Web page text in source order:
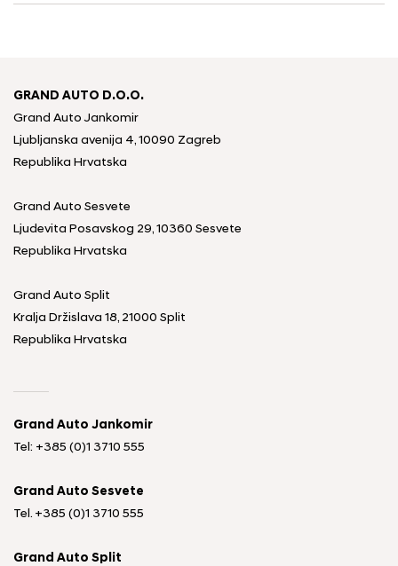
GRAND AUTO D.O.O.
Grand Auto Jankomir
Ljubljanska avenija 4, 10090 Zagreb
Republika Hrvatska
Grand Auto Sesvete
Ljudevita Posavskog 29, 10360 Sesvete
Republika Hrvatska
Grand Auto Split
Kralja Držislava 18, 21000 Split
Republika Hrvatska
Grand Auto Jankomir
Tel: +385 (0)1 3710 555
Grand Auto Sesvete
Tel. +385 (0)1 3710 555
Grand Auto Split